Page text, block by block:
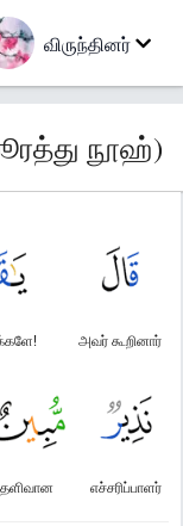
விருந்தினர்
நூஹ்)
அவர் கூறினார்
எச்சரிப்பாளர்